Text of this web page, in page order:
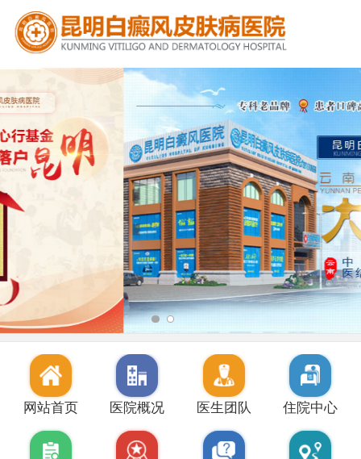
网站首页 医院概况 医生团队 住院中心